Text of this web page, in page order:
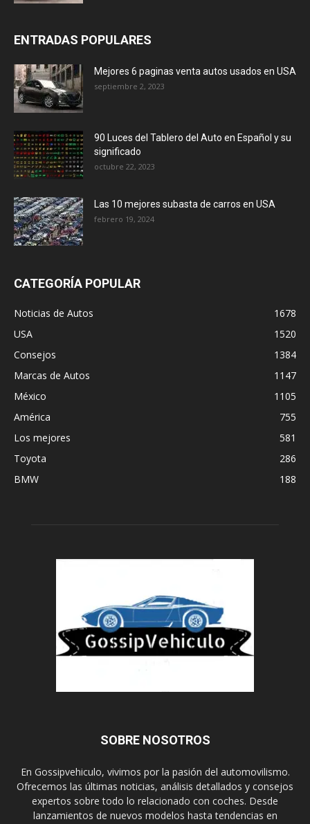
ENTRADAS POPULARES
Mejores 6 paginas venta autos usados en USA
septiembre 2, 2023
90 Luces del Tablero del Auto en Español y su
significado
octubre 22, 2023
Las 10 mejores subasta de carros en USA
febrero 19, 2024
CATEGORÍA POPULAR
Noticias de Autos
1678
USA
1520
Consejos
1384
Marcas de Autos
1147
México
1105
América
755
Los mejores
581
Toyota
286
BMW
188
SOBRE NOSOTROS
En Gossipvehiculo, vivimos por la pasión del automovilismo.
Ofrecemos las últimas noticias, análisis detallados y consejos
expertos sobre todo lo relacionado con coches. Desde
lanzamientos de nuevos modelos hasta tendencias en